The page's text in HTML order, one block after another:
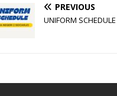
PREVIOUS
UNIFORM